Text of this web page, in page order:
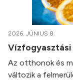
2026. JÚNIUS 8.
Az otthonok és
változik a